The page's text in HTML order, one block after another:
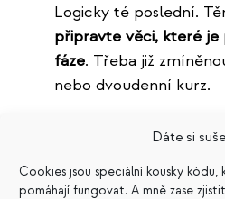
Dáte si
Cookies jsou speciální kousky
pomáhají fungovat. A mně zase
Logicky té poslední.
připravte věci, které je
fáze. Třeba již
nebo dvoudenní kurz.
3. Připravte
cestu.